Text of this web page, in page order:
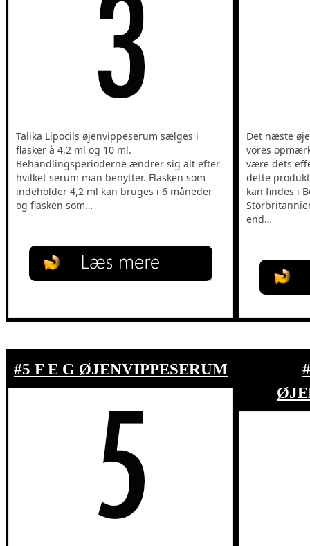
Talika Lipocils øjenvippeserum sælges i
flasker à 4,2 ml og 10 ml.
Behandlingsperioderne ændrer sig alt efter
hvilket serum man benytter. Flasken som
indeholder 4,2 ml kan bruges i 6 måneder
og flasken som…
Det næste
vores
være dets
dette
kan findes i
end…
#5 F E G ØJENVIPPESERUM